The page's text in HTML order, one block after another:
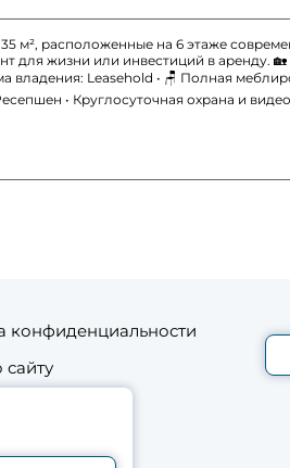
м², расположенные на 6 этаже
для жизни или инвестиций в аренду. 🏡
владения: Leasehold • 🪑 Полная
• Круглосуточная охрана и
конфиденциальности